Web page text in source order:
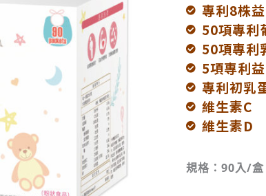
專利8株
50項專利
50項專利
5項專利
專利初乳
維生素C
維生素D
規格：90入/盒